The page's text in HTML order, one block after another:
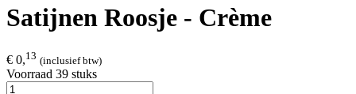
Satijnen Roosje - Crème
€ 0,13 (inclusief btw)
Voorraad 39 stuks